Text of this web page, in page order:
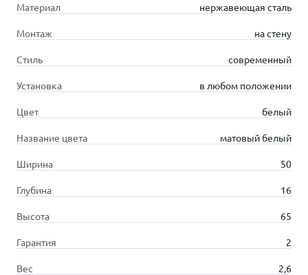
Материал нержавеющая сталь
Монтаж на стену
Стиль современный
Установка в любом положении
Цвет белый
Название цвета матовый белый
Ширина 50
Глубина 16
Высота 65
Гарантия 2
Вес 2,6